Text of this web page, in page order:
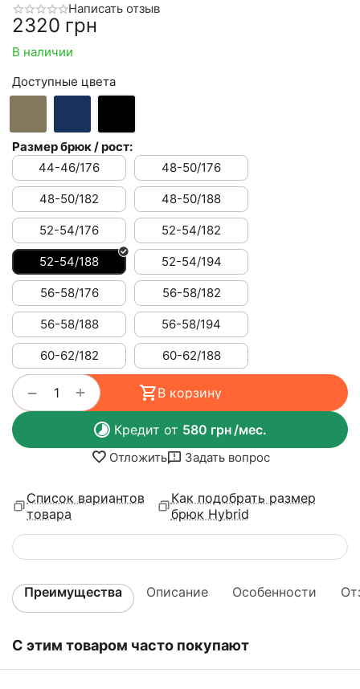
Написать отзыв
‍2320‍ грн
В наличии
Доступные цвета
Размер брюк / рост:
44-46/176
48-50/176
48-50/182 48-50/188
52-54/176 52-54/182
52-54/188 52-54/194
56-58/176 56-58/182
56-58/188 56-58/194
60-62/182 60-62/188
+
− В корзину
Кредит от 580 грн/мес.
Отложить Задать вопрос
Список вариантов
товара
Как подобрать размер
брюк Hybrid
Преимущества Описание Особенности
С этим товаром часто покупают